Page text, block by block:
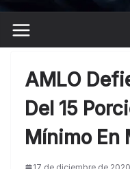
AMLO
Del 15
Mínimo En